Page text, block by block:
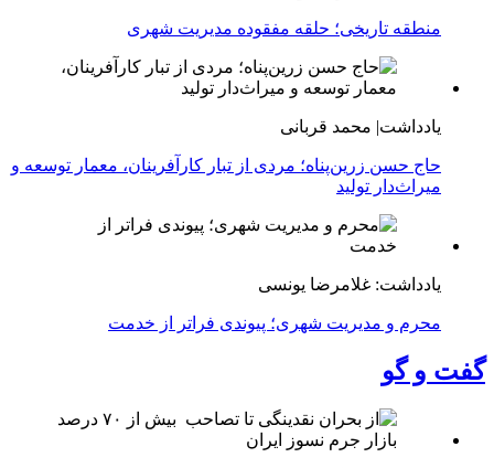
منطقه تاریخی؛ حلقه مفقوده مدیریت شهری
یادداشت| محمد قربانی
حاج حسن زرین‌پناه؛ مردی از تبار کارآفرینان، معمار توسعه و
میراث‌دار تولید
یادداشت: غلامرضا یونسی
محرم و مدیریت شهری؛ پیوندی فراتر از خدمت
گفت و گو